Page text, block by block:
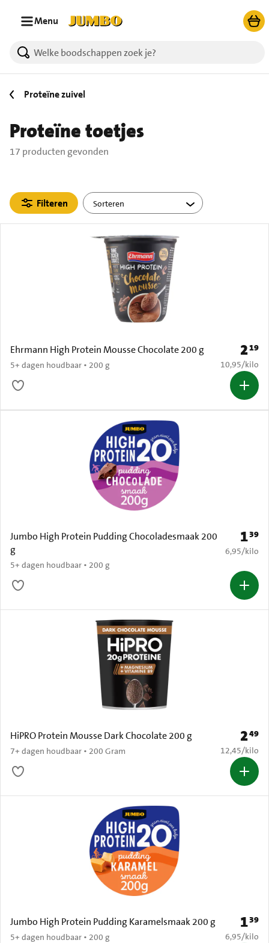
Menu
17 producten gevonden.
Proteïne zuivel
Proteïne toetjes
17 producten gevonden
Filteren
Ehrmann High Protein Mousse Chocolate 200 g
5+ dagen houdbaar • 200 g
Prijs:
219
€ 10,95 per
10,95/kilo
Jumbo High Protein Pudding Chocoladesmaak 200
g
5+ dagen houdbaar • 200 g
Prijs:
139
€ 6,95 per
6,95/kilo
HiPRO Protein Mousse Dark Chocolate 200 g
7+ dagen houdbaar • 200 Gram
Prijs:
249
€ 12,45 per
12,45/kilo
Jumbo High Protein Pudding Karamelsmaak 200 g
5+ dagen houdbaar • 200 g
Prijs:
139
€ 6,95 per
6,95/kilo